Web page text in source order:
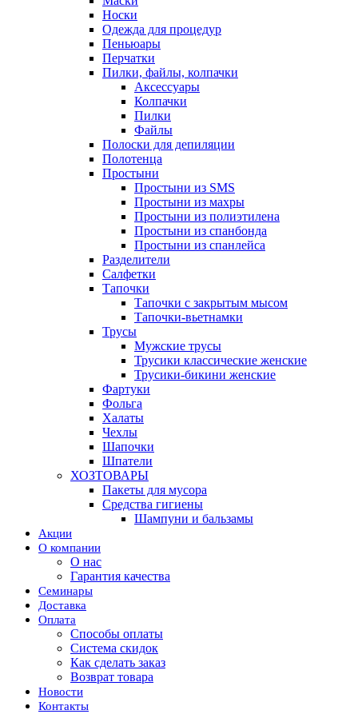
Носки
Одежда для процедур
Пеньюары
Перчатки
Пилки, файлы, колпачки
Аксессуары
Колпачки
Пилки
Файлы
Полоски для депиляции
Полотенца
Простыни
Простыни из SMS
Простыни из махры
Простыни из полиэтилена
Простыни из спанбонда
Простыни из спанлейса
Разделители
Салфетки
Тапочки
Тапочки с закрытым мысом
Тапочки-вьетнамки
Трусы
Мужские трусы
Трусики классические женские
Трусики-бикини женские
Фартуки
Фольга
Халаты
Чехлы
Шапочки
Шпатели
ХОЗТОВАРЫ
Пакеты для мусора
Средства гигиены
Шампуни и бальзамы
Акции
О компании
О нас
Гарантия качества
Семинары
Доставка
Оплата
Способы оплаты
Система скидок
Как сделать заказ
Возврат товара
Новости
Контакты